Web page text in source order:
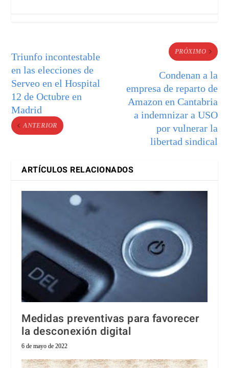
Triunfo incontestable
en las elecciones de
Serveo en el Hospital
12 de Octubre en
Madrid
ANTERIOR
PRÓXIMO
Condenan a la
empresa de reparto de
Amazon en Cantabria
a indemnizar a USO
por vulnerar la
libertad sindical
ARTÍCULOS RELACIONADOS
Medidas preventivas para favorecer
la desconexión digital
6 de mayo de 2022